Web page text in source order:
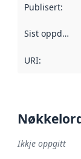
Publisert:
Sist oppdatert
URI:
Ikkje oppgitt